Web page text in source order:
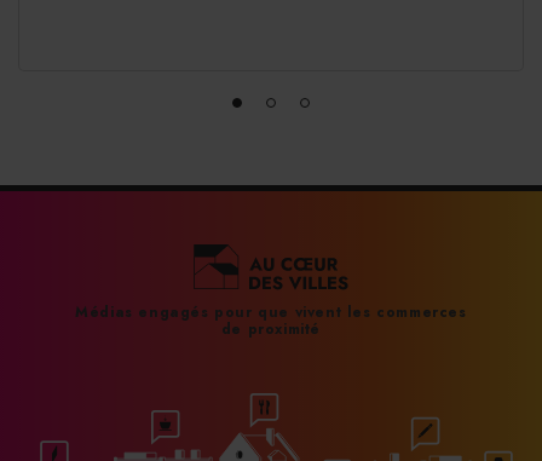
Médias engagés pour que vivent les commerces
de proximité